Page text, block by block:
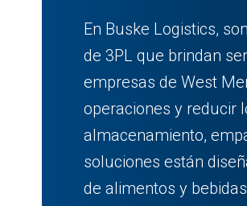
En Buske Logistics,
de 3PL que brindan
empresas de West
operaciones y reducir
almacenamiento,
soluciones están
de alimentos y